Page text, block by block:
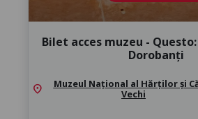
Bilet acces muzeu -
Dorobanți
location_on
Muzeul Național al Hărților și
Vechi